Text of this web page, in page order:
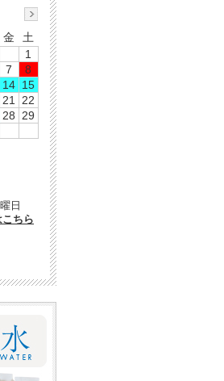
金
土
1
7
8
14 15
21
22
28
29
日
ちら